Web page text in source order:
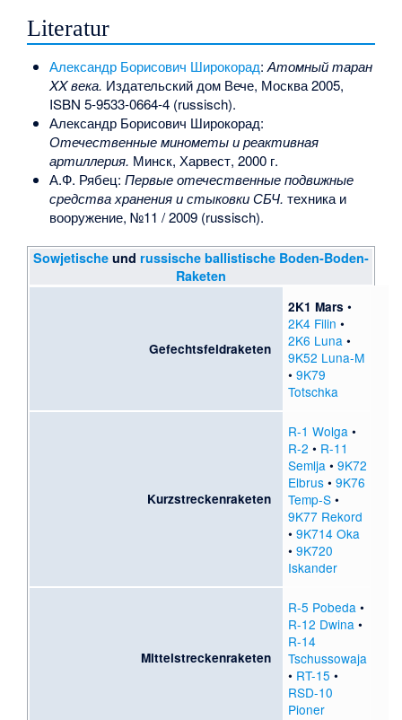
Literatur
Александр Борисович Широкорад: Атомный таран
XX века. Издательский дом Вече, Москва 2005,
ISBN 5-9533-0664-4(russisch).
Александр Борисович Широкорад:
Отечественные минометы и реактивная
артиллерия. Минск, Харвест, 2000 г.
А.Ф. Рябец: Первые отечественные подвижные
средства хранения и стыковки СБЧ. техника и
вооружение, №11 / 2009 (russisch).
Sowjetische und russische ballistische Boden-Boden-
Raketen
Gefechtsfeldraketen
2K1 Mars •
2K4 Filin •
2K6 Luna•
9K52 Luna-M
• 9K79
Totschka
Kurzstreckenraketen
R-1 Wolga•
R-2 • R-11
Semlja• 9K72
Elbrus• 9K76
Temp-S•
9K77 Rekord
• 9K714 Oka
• 9K720
Iskander
Mittelstreckenraketen
R-5 Pobeda•
R-12 Dwina•
R-14
Tschussowaja
• RT-15 •
RSD-10
Pioner